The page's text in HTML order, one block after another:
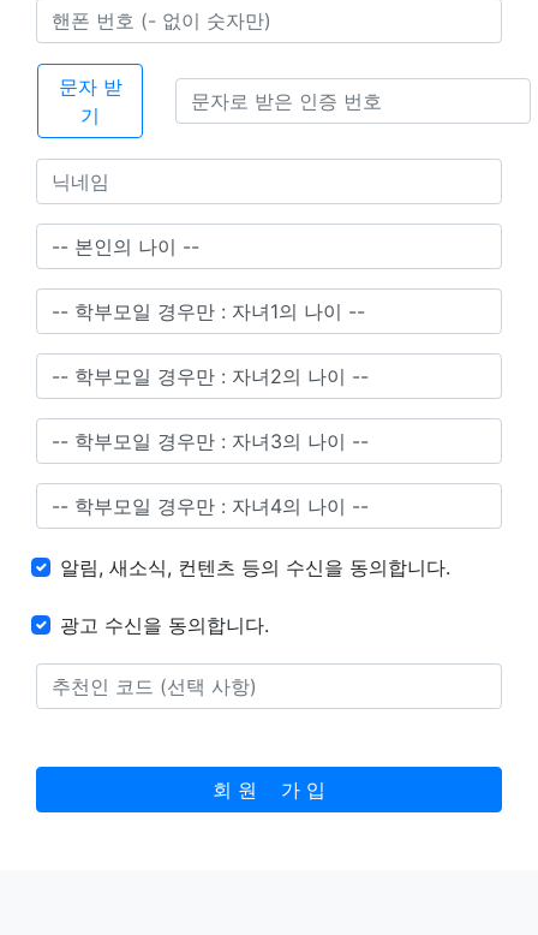
문자 받
기
알림, 새소식, 컨텐츠 등의 수신을 동의합니다.
광고 수신을 동의합니다.
회 원 가 입